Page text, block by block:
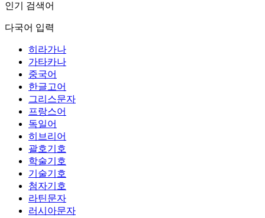
인기 검색어
다국어 입력
히라가나
가타카나
중국어
한글고어
그리스문자
프랑스어
독일어
히브리어
괄호기호
학술기호
기술기호
첨자기호
라틴문자
러시아문자